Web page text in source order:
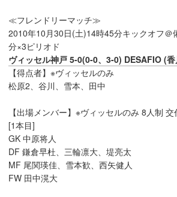
≪フレンドリーマッチ≫
2010年10月30日(土)14時45分キックオフ
分×3ピリオド
ヴィッセル神戸 5-0(0-0、3-0) DESAFIO (香
【得点者】※ヴィッセルのみ
松原2、谷川、雪本、田中
【出場メンバー】※ヴィッセルのみ 8人制 交
[1本目]
GK 中原将人
DF 鎌倉早杜、三輪凛大、堤亮太
MF 尾関瑛佳、雪本歓、西矢健人
FW 田中滉大